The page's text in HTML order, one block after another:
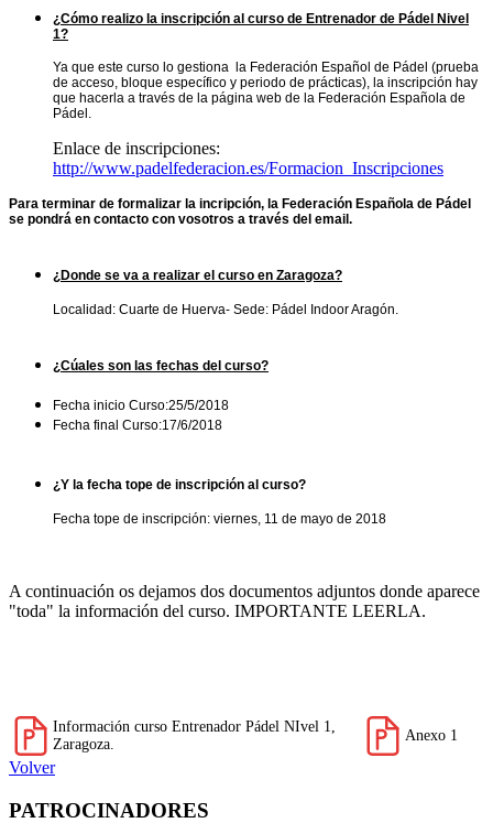
¿Cómo realizo la inscripción al curso de Entrenador de Pádel Nivel
1?
Ya que este curso lo gestiona la Federación Español de Pádel (prueba
de acceso, bloque específico y periodo de prácticas), la inscripción hay
que hacerla a través de la página web de la Federación Española de
Pádel.
Enlace de inscripciones:
http://www.padelfederacion.es/Formacion_Inscripciones
Para terminar de formalizar la incripción, la Federación Española de Pádel
se pondrá en contacto con vosotros a través del email.
¿Donde se va a realizar el curso en Zaragoza?
Localidad: Cuarte de Huerva- Sede: Pádel Indoor Aragón.
¿Cúales son las fechas del curso?
Fecha inicio Curso:25/5/2018
Fecha final Curso:17/6/2018
¿Y la fecha tope de inscripción al curso?
Fecha tope de inscripción: viernes, 11 de mayo de 2018
A continuación os dejamos dos documentos adjuntos donde aparece
"toda" la información del curso. IMPORTANTE LEERLA.
Información curso Entrenador Pádel NIvel 1,
Zaragoza.
Anexo 1
Volver
PATROCINADORES